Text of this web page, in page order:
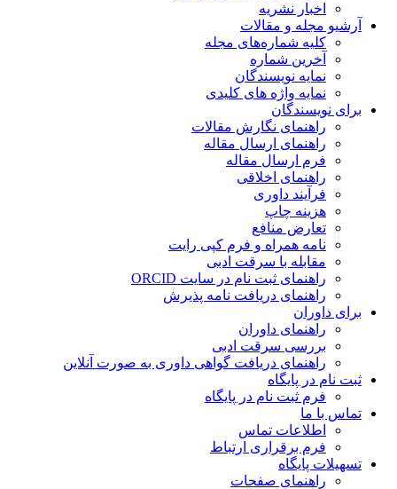
اخبار نشریه
آرشیو مجله و مقالات
کلیه شماره‌های مجله
آخرین شماره
نمایه نویسندگان
نمایه واژه های کلیدی
برای نویسندگان
راهنمای نگارش مقالات
راهنمای ارسال مقاله
فرم ارسال مقاله
راهنمای اخلاقی
فرآیند داوری
هزینه چاپ
تعارض منافع
نامه همراه و فرم کپی رایت
مقابله با سرقت ادبی
راهنمای ثبت نام در سایت ORCID
راهنمای دریافت نامه پذیرش
برای داوران
راهنمای داوران
بررسی سرقت ادبی
راهنمای دریافت گواهی داوری به صورت آنلاین
ثبت نام در پایگاه
فرم ثبت نام در پایگاه
تماس با ما
اطلاعات تماس
فرم برقراری ارتباط
تسهیلات پایگاه
راهنمای صفحات